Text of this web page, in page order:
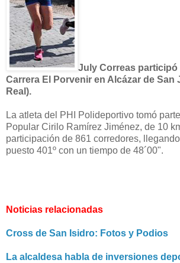
July Correas participó
Carrera El Porvenir en Alcázar de San
Real).
La atleta del PHI Polideportivo tomó
Popular Cirilo Ramírez Jiménez, de 10
participación de 861 corredores,
puesto 401º con un tiempo de 48´00".
Noticias relacionadas
Cross de San Isidro: Fotos y Podios
La alcaldesa habla de inversiones